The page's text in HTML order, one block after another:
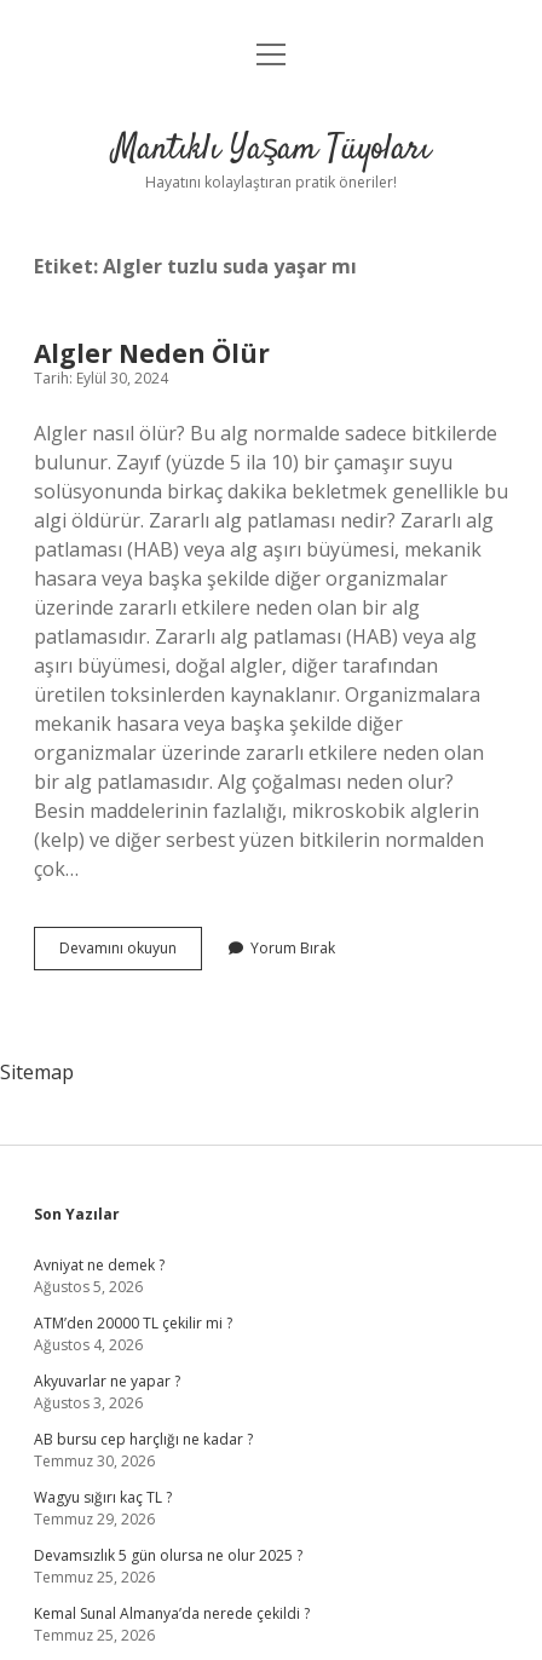
Anasayfa
Yasal Uyarı
menüyü
Mantıklı Yaşam Tüyoları
Hayatını kolaylaştıran pratik öneriler!
Etiket:Algler tuzlu suda yaşar mı
Algler Neden Ölür
Tarih: Eylül 30, 2024
Algler nasıl ölür? Bu alg normalde sadece bitkilerde
bulunur. Zayıf (yüzde 5 ila 10) bir çamaşır suyu
solüsyonunda birkaç dakika bekletmek genellikle bu
algi öldürür. Zararlı alg patlaması nedir? Zararlı alg
patlaması (HAB) veya alg aşırı büyümesi, mekanik
hasara veya başka şekilde diğer organizmalar
üzerinde zararlı etkilere neden olan bir alg
patlamasıdır. Zararlı alg patlaması (HAB) veya alg
aşırı büyümesi, doğal algler, diğer tarafından
üretilen toksinlerden kaynaklanır. Organizmalara
mekanik hasara veya başka şekilde diğer
organizmalar üzerinde zararlı etkilere neden olan
bir alg patlamasıdır. Alg çoğalması neden olur?
Besin maddelerinin fazlalığı, mikroskobik alglerin
(kelp) ve diğer serbest yüzen bitkilerin normalden
çok…
Devamını okuyun
Neden
Yorum Bırak
Sitemap
Sidebar
Son Yazılar
Avniyat ne demek ?
Ağustos 5, 2026
ATM’den 20000 TL çekilir mi ?
Ağustos 4, 2026
Akyuvarlar ne yapar ?
Ağustos 3, 2026
AB bursu cep harçlığı ne kadar ?
Temmuz 30, 2026
Wagyu sığırı kaç TL ?
Temmuz 29, 2026
Devamsızlık 5 gün olursa ne olur 2025 ?
Temmuz 25, 2026
Kemal Sunal Almanya’da nerede çekildi ?
Temmuz 25, 2026